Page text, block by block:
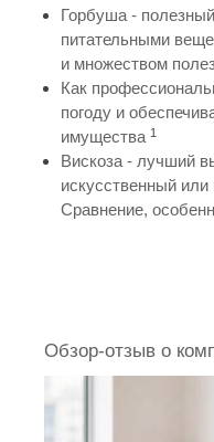
Горбуша -
питательными
и множеством
Как
погоду и
имущества 1
Вискоза - лучший
искусственный
Сравнение,
Обзор-отзыв о